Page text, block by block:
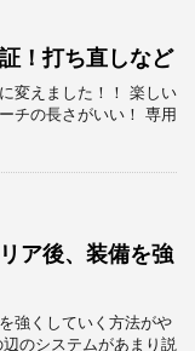
！打ち直しなど
変えました！！ 楽しい
チの長さがいい！ 専用
ア後、装備を強
強くしていく方法がや
のシステムがあまり説